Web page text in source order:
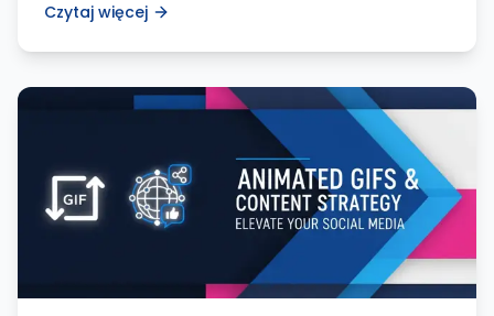
profesjonalistą. Wierzcie mi, sam długo
moje strony wyglądały perfekcyjnie na każdym
wypracowałem skuteczną strategię, którą chętnie
się z Wami podzielę. Siadajcie więc wygodnie i […]
Czytaj więcej